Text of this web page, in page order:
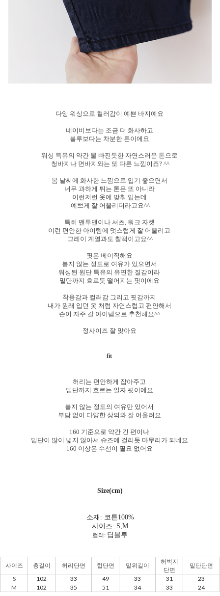
다잉 워싱으로 컬러감이 예쁜 바지예요
네이비보다는 조금 더 화사하고
블루보다는 차분한 톤이에요
워싱 특유의 약간 물 빠진듯한 자연스러운 톤으로
청바지나 면바지와는 또 다른 느낌이죠? ^^
봄 날씨에 화사한 느낌으로 입기 좋으면서
너무 과하게 튀는 톤은 또 아니라
이런저런 옷에 맞춰 입는데
예쁘게 잘 어울리더라고요^^
특히 맨투맨이나 셔츠, 워크 자켓
이런 편안한 아이템에 멋스럽게 잘 어울리고
그레이 계열과도 찰떡이고요^^
핏은 베이직해요
붙지 않는 정도로 여유가 있으면서
워싱된 원단 특유의 유연한 질감이라
밑단까지 흐르듯 떨어지는 핏이에요
착용감과 컬러감 그리고 핏감까지
내가 원래 입던 옷 처럼 자연스럽고 편안해서
손이 자주 갈 아이템으로 추천해요^^
정사이즈 잘 맞아요
fit
허리는 편안하게 잡아주고
밑단까지 흐르는 일자 핏이에요
붙지 않는 정도의 여유만 있어서
부담 없이 다양한 상의와 잘 어울려요
160 기준으로 약간 긴 편이나
밑단이 많이 넓지 않아서 슈즈에 걸리듯 마무리가 되네요
160 이상은 수선이 필요 없어요
Size(cm)
소재: 코튼100%
사이즈: S,M
컬러: 딥블루
사이즈 총길이 허리단면 힙단면 밑위길이
허벅지
단면
밑단단면
S
102 33 49 33 31
23
M
102 35 51 34 33 24